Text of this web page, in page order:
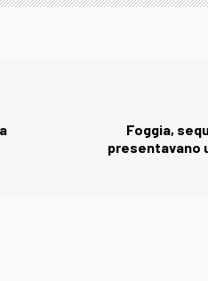
Foggia,
presentavano